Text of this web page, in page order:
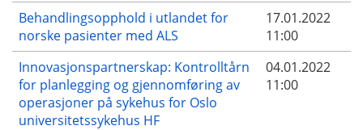
Behandlingsopphold i utlandet for
norske pasienter med ALS
17.01.2022
11:00
Innovasjonspartnerskap: Kontrolltårn
for planlegging og gjennomføring av
operasjoner på sykehus for Oslo
universitetssykehus HF
04.01.2022
11:00